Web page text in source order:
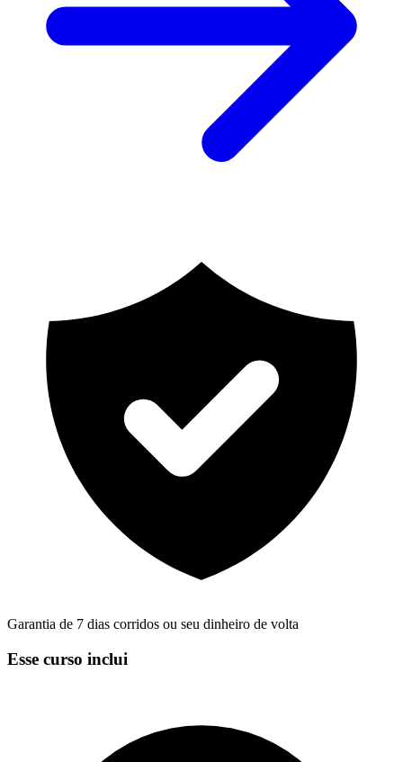
Garantia de 7 dias corridos ou seu dinheiro de volta
Esse curso inclui